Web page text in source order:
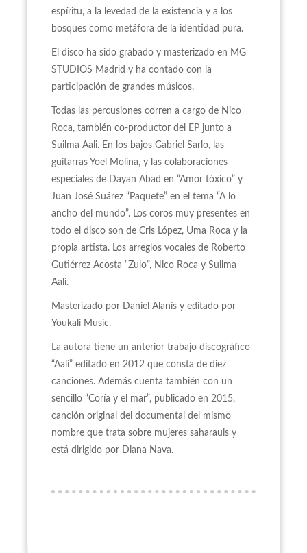
espíritu, a la levedad de la existencia y a los
bosques como metáfora de la identidad pura.
El disco ha sido grabado y masterizado en MG
STUDIOS Madrid y ha contado con la
participación de grandes músicos.
Todas las percusiones corren a cargo de Nico
Roca, también co-productor del EP junto a
Suilma Aali. En los bajos Gabriel Sarlo, las
guitarras Yoel Molina, y las colaboraciones
especiales de Dayan Abad en “Amor tóxico” y
Juan José Suárez “Paquete” en el tema “A lo
ancho del mundo”. Los coros muy presentes en
todo el disco son de Cris López, Uma Roca y la
propia artista. Los arreglos vocales de Roberto
Gutiérrez Acosta “Zulo”, Nico Roca y Suilma
Aali.
Masterizado por Daniel Alanís y editado por
Youkali Music.
La autora tiene un anterior trabajo discográfico
“Aali” editado en 2012 que consta de diez
canciones. Además cuenta también con un
sencillo “Coría y el mar”, publicado en 2015,
canción original del documental del mismo
nombre que trata sobre mujeres saharauis y
está dirigido por Diana Nava.